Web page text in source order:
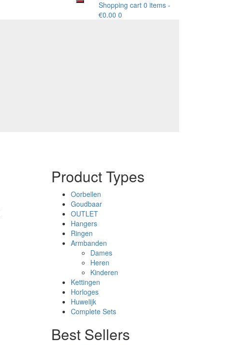
Shopping cart 0 items -
€0.00 0
Product Types
Oorbellen
Goudbaar
OUTLET
Hangers
Ringen
Armbanden
Dames
Heren
Kinderen
Kettingen
Horloges
Huwelijk
Complete Sets
Best Sellers